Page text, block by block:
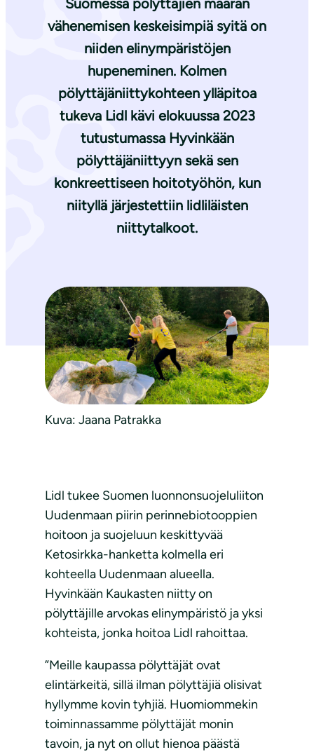
Suomessa pölyttäjien määrän
vähenemisen keskeisimpiä syitä on
niiden elinympäristöjen
hupeneminen. Kolmen
pölyttäjäniittykohteen ylläpitoa
tukeva Lidl kävi elokuussa 2023
tutustumassa Hyvinkään
pölyttäjäniittyyn sekä sen
konkreettiseen hoitotyöhön, kun
niityllä järjestettiin lidliläisten
niittytalkoot.
Kuva: Jaana Patrakka
Lidl tukee Suomen luonnonsuojeluliiton
Uudenmaan piirin perinnebiotooppien
hoitoon ja suojeluun keskittyvää
Ketosirkka-hanketta kolmella eri
kohteella Uudenmaan alueella.
Hyvinkään Kaukasten niitty on
pölyttäjille arvokas elinympäristö ja yksi
kohteista, jonka hoitoa Lidl rahoittaa.
”Meille kaupassa pölyttäjät ovat
elintärkeitä, sillä ilman pölyttäjiä olisivat
hyllymme kovin tyhjiä. Huomiommekin
toiminnassamme pölyttäjät monin
tavoin, ja nyt on ollut hienoa päästä